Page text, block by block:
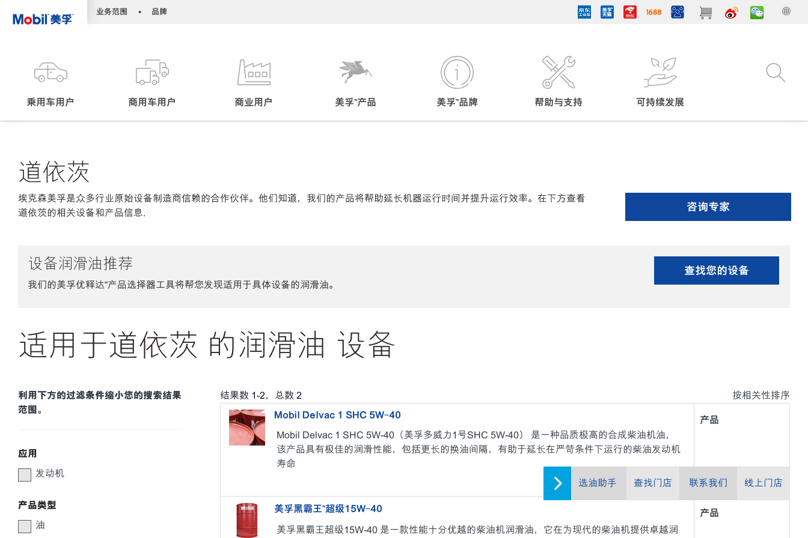
业务范围 • 品牌
乘用车用户 商用车用户 商业用户 美孚™产品 美孚™品牌 帮助与支持 可持续发展
选油助手 查找门店 联系我们 线上门店
道依茨
埃克森美孚是众多行业原始设备制造商信赖的合作伙伴。他们知道，我们的产品将帮助延长机器运行时间并提升运行效率。在下方查看
道依茨的相关设备和产品信息.
咨询专家
设备润滑油推荐
我们的美孚优释达℠产品选择器工具将帮您发现适用于具体设备的润滑油。
查找您的设备
适用于道依茨 的润滑油 设备
利用下方的过滤条件缩小您的搜索结果
范围。
应用
发动机
产品类型
油
结果数 1-2，总数 2 按相关性排序
Mobil Delvac 1 SHC 5W-40
Mobil Delvac 1 SHC 5W-40（美孚多威力1号SHC 5W-40） 是一种品质极高的合成柴油机油，
该产品具有极佳的润滑性能，包括更长的换油间隔，有助于延长在严苛条件下运行的柴油发动机
寿命
产品
美孚黑霸王™️超级15W-40
美孚黑霸王超级15W-40 是一款性能十分优越的柴油机润滑油，它在为现代的柴油机提供卓越润
产品